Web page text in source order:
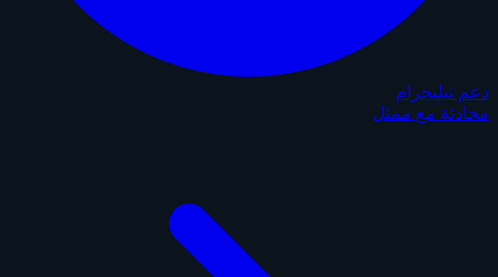
دعم تيليجرام
محادثة مع ممثل